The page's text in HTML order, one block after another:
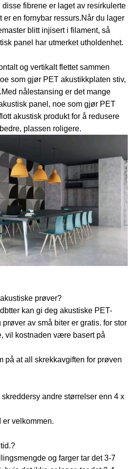
fibrene er laget av resirkulerte
er en fornybar ressurs.Når du lager
blitt injisert i filament, så
panel har utmerket utholdenhet.
og vertikalt flettet sammen
som gjør PET akustikkplaten stiv,
Med nålestansing er det mange
panel, noe som gjør PET
akustisk produkt for å redusere
plassen roligere.
prøver?
kan gi deg akustiske PET-
prøver av små biter er gratis. for stor
vil kostnaden være basert på
på at all skrekkavgiften for prøven
andre størrelser enn 4 x
er velkommen.
og farger tar det 3-7